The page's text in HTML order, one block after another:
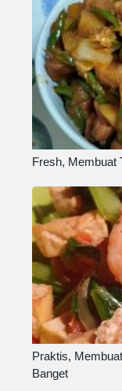
Fresh, Membuat
Praktis,
Banget